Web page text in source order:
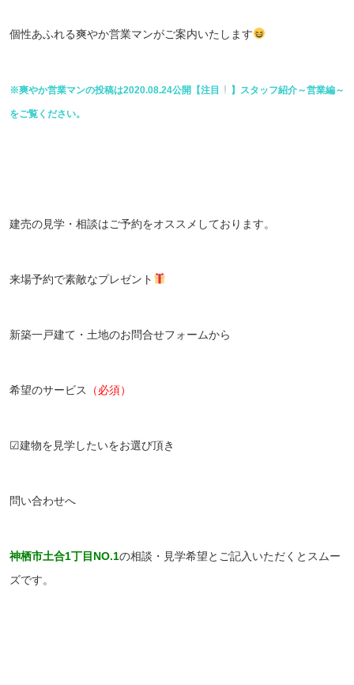
個性あふれる爽やか営業マンがご案内いたします
※爽やか営業マンの投稿は2020.08.24公開【注目 】スタッフ紹介～営業編～
をご覧ください。
建売の見学・相談はご予約をオススメしております。
来場予約で素敵なプレゼント
新築一戸建て・土地のお問合せフォームから
希望のサービス （必須）
☑建物を見学したいをお選び頂き
問い合わせへ
神栖市土合1丁目NO.1の相談・見学希望とご記入いただくとスムー
ズです。